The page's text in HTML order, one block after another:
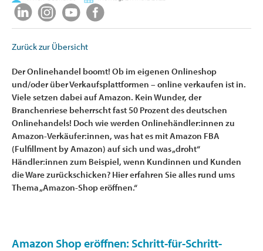
Zurück zur Übersicht
Der Onlinehandel boomt! Ob im eigenen Onlineshop
und/oder über Verkaufsplattformen – online verkaufen ist in.
Viele setzen dabei auf Amazon. Kein Wunder, der
Branchenriese beherrscht fast 50 Prozent des deutschen
Onlinehandels! Doch wie werden Onlinehändler:innen zu
Amazon-Verkäufer:innen, was hat es mit Amazon FBA
(Fulfillment by Amazon) auf sich und was „droht“
Händler:innen zum Beispiel, wenn Kundinnen und Kunden
die Ware zurückschicken? Hier erfahren Sie alles rund ums
Thema „Amazon-Shop eröffnen.“
Amazon Shop eröffnen: Schritt-für-Schritt-